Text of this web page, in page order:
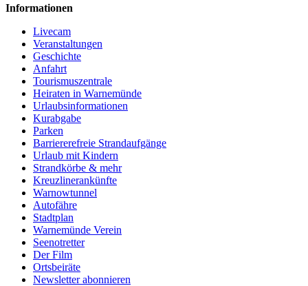
Informationen
Livecam
Veranstaltungen
Geschichte
Anfahrt
Tourismuszentrale
Heiraten in Warnemünde
Urlaubsinformationen
Kurabgabe
Parken
Barriererefreie Strandaufgänge
Urlaub mit Kindern
Strandkörbe & mehr
Kreuzlinerankünfte
Warnowtunnel
Autofähre
Stadtplan
Warnemünde Verein
Seenotretter
Der Film
Ortsbeiräte
Newsletter abonnieren